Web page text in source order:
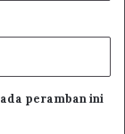
peramban ini